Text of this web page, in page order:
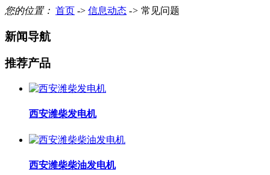
您的位置： 首页 -> 信息动态 -> 常见问题
新闻导航
推荐产品
西安潍柴发电机
西安潍柴柴油发电机